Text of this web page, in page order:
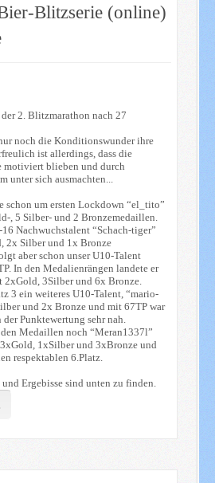
Blitzserie (online)
2. Blitzmarathon nach 27
noch die Konditionswunder ihre
ist allerdings, dass die
motiviert blieben und durch
unter sich ausmachten...
schon um ersten Lockdown “el_tito”
, 5 Silber- und 2 Bronzemedaillen.
Nachwuchstalent “Schach-tiger”
2x Silber und 1x Bronze
aber schon unser U10-Talent
In den Medalienrängen landete er
2xGold, 3Silber und 6x Bronze.
3 ein weiteres U10-Talent, “mario-
und 2x Bronze und mit 67TP war
Punktewertung sehr nah.
Medaillen noch “Meran1337l”
1xSilber und 3xBronze und
respektablen 6.Platz.
Ergebisse sind unten zu finden.